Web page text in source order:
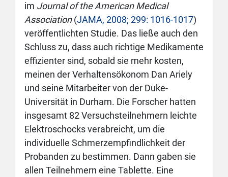
im Journal of the American Medical
Association(JAMA, 2008; 299: 1016-1017)
veröffentlichten Studie. Das ließe auch den
Schluss zu, dass auch richtige Medikamente
effizienter sind, sobald sie mehr kosten,
meinen der Verhaltensökonom Dan Ariely
und seine Mitarbeiter von der Duke-
Universität in Durham. Die Forscher hatten
insgesamt 82 Versuchsteilnehmern leichte
Elektroschocks verabreicht, um die
individuelle Schmerzempfindlichkeit der
Probanden zu bestimmen. Dann gaben sie
allen Teilnehmern eine Tablette. Eine